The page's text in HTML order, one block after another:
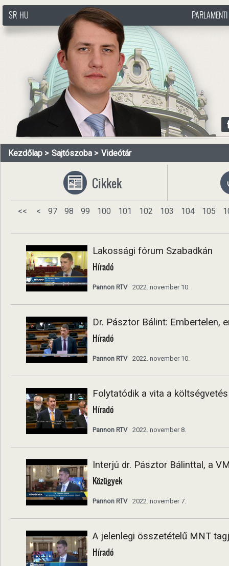
http://www.pasztorbalint.rs/hu
SR HU
Kezdőlap Sajtószoba Videótár
Cikkek
<< < 97 98 99 100 101 102 103 104 105
Lakossági fórum Szabadkán
Híradó
Pannon RTV 2022. november 10.
Dr. Pásztor Bálint: Embertelen,
Híradó
Pannon RTV 2022. november 10.
Folytatódik a vita a
Híradó
Pannon RTV 2022. november 8.
Interjú dr. Pásztor Bálinttal, a
Közügyek
Pannon RTV 2022. november 7.
A jelenlegi összetételű MNT
Híradó